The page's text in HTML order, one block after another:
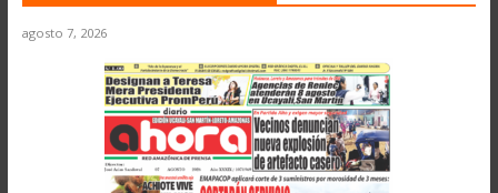
agosto 7, 2026